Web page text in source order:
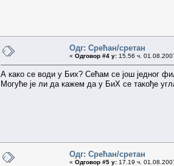
Одг: Срећан/сретан
« Одговор #4 у: 15.56 ч.
А како се води у Бих? Сећам се још једног
Могуће је ли да кажем да у БиХ се такође
Одг: Срећан/сретан
« Одговор #5 у: 17.19 ч.